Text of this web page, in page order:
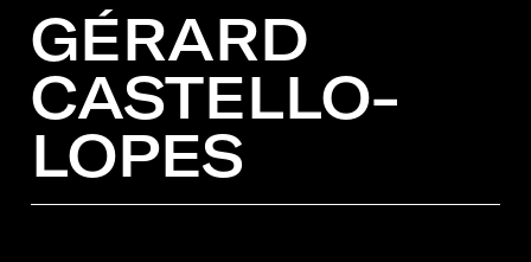
GÉRARD
CASTELLO-
LOPES